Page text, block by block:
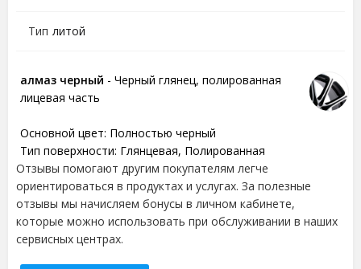
Тип литой
алмаз черный - Черный глянец, полированная
лицевая часть
Основной цвет: Полностью черный
Тип поверхности: Глянцевая, Полированная
Отзывы помогают другим покупателям легче
ориентироваться в продуктах и услугах. За полезные
отзывы мы начисляем бонусы в личном кабинете,
которые можно использовать при обслуживании в наших
сервисных центрах.